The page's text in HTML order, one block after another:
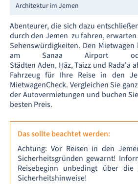
Architektur im Jemen
Abenteurer, die sich dazu
durch den Jemen zu fahren,
Sehenswürdigkeiten. Den
am Sanaa Airport
Städten Aden, Ḥāz, Taizz und Rada'a
Fahrzeug für Ihre Reise in den
MietwagenCheck. Vergleichen Sie
der Autovermietungen und buchen
besten Preis.
Das sollte beachtet werden:
Achtung: Vor Reisen in den
Sicherheitsgründen gewarnt!
Reisebeginn unbedingt über die
Sicherheitshinweise!